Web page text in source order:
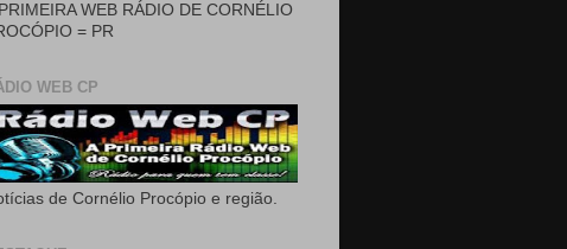
WEB RÁDIO DE CORNÉLIO
= PR
WEB CP
de Cornélio Procópio e região.